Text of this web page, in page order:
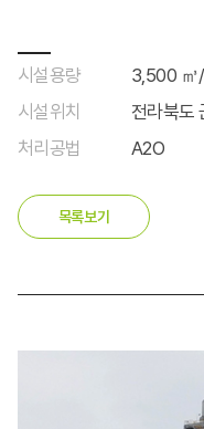
시설용량
3,500 ㎥
시설위치
전라북도
처리공법
A2O
목록보기